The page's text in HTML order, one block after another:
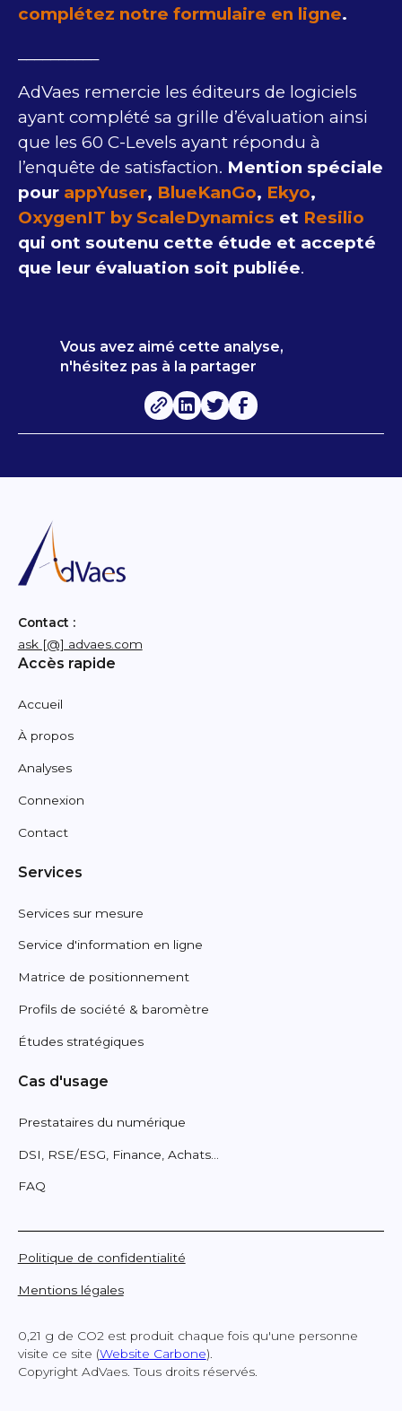
complétez notre formulaire en ligne.
AdVaes remercie les éditeurs de logiciels
ayant complété sa grille d’évaluation ainsi
que les 60 C-Levels ayant répondu à
l’enquête de satisfaction. Mention spéciale
pour appYuser, BlueKanGo, Ekyo,
OxygenIT by ScaleDynamics et Resilio
qui ont soutenu cette étude et accepté
que leur évaluation soit publiée.
Vous avez aimé cette analyse,
n'hésitez pas à la partager
Contact :
ask [@] advaes.com
Accès rapide
Accueil
À propos
Analyses
Connexion
Contact
Services
Services sur mesure
Service d'information en ligne
Matrice de positionnement
Profils de société & baromètre
Études stratégiques
Cas d'usage
Prestataires du numérique
DSI, RSE/ESG, Finance, Achats...
FAQ
0,21 g de CO2 est produit chaque fois qu'une personne
visite ce site (Website Carbone).
Copyright AdVaes. Tous droits réservés.
Politique de confidentialité
Mentions légales